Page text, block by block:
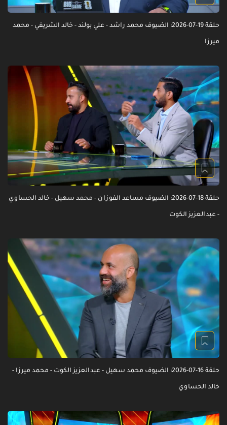
حلقة 19-07-2026: الضيوف محمد راشد - علي بولند - خالد الشريفي - محمد
ميرزا
حلقة 18-07-2026: الضيوف مساعد الفوزان - محمد سهيل - خالد الحساوي
- عبدالعزيز الكوت
حلقة 16-07-2026: الضيوف محمد سهيل - عبدالعزيز الكوت - محمد ميرزا -
خالد الحساوي